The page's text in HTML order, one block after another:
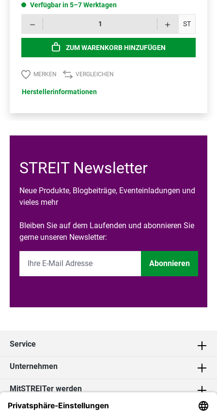
Verfügbar in 5–7 Werktagen
ST
ZUM WARENKORB HINZUFÜGEN
MERKEN VERGLEICHEN
Herstellerinformationen
STREIT Newsletter
Neue Produkte, Blogbeiträge, Eventeinladungen und
vieles mehr
Bleiben Sie auf dem Laufenden und abonnieren Sie
gerne unseren Newsletter:
Abonnieren
Service
Unternehmen
MitSTREITer werden
Kontakt